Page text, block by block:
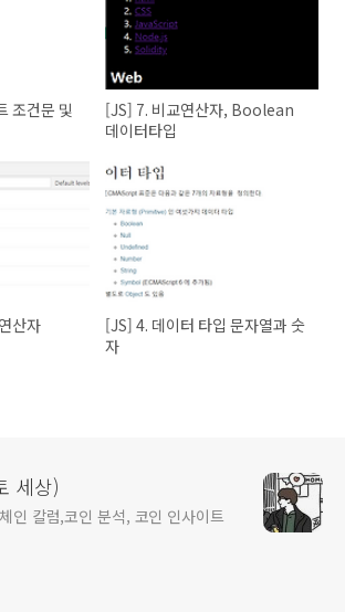
조건문 및
[JS] 7. 비교연산자, Boolean
데이터타입
산자
[JS] 4. 데이터 타입 문자열과 숫
자
세상)
인 칼럼,코인 분석, 코인 인사이트